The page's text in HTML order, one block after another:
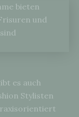
es auch
Stylisten